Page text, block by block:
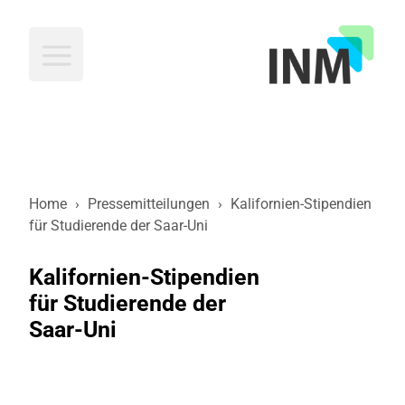
Home › Pressemitteilungen › Kalifornien-Stipendien
für Studierende der Saar-Uni
Kalifornien-Stipendien
für Studierende der
Saar-Uni